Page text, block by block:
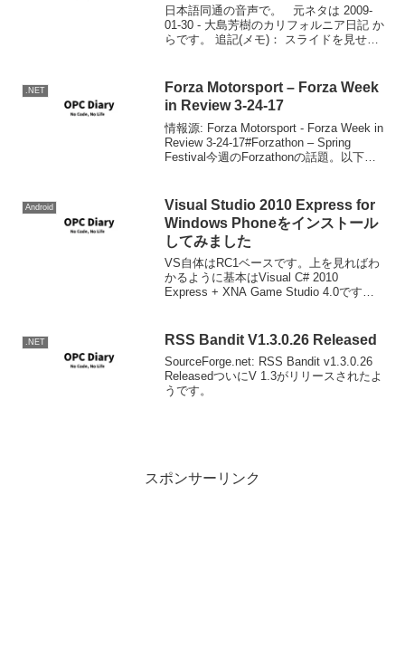
日本語同通の音声で。 元ネタは 2009-
01-30 - 大島芳樹のカリフォルニア日記 か
らです。 追記(メモ)： スライドを見せな
フトウエアはエンパイアステー...
.NET
Forza Motorsport – Forza Week
in Review 3-24-17
情報源: Forza Motorsport - Forza Week in
Review 3-24-17#Forzathon – Spring
Festival今週のForzathonの話題。以下の
Android
Visual Studio 2010 Express for
Windows Phoneをインストール
してみました
VS自体はRC1ベースです。上を見ればわ
かるように基本はVisual C# 2010
Express + XNA Game Studio 4.0です。
.NET RSS Bandit V1.3.0.26 Released
SourceForge.net: RSS Bandit v1.3.0.26
ReleasedついにV 1.3がリリースされたよ
うです。
スポンサーリンク